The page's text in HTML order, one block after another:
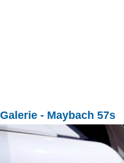
Galerie - Maybach 57s